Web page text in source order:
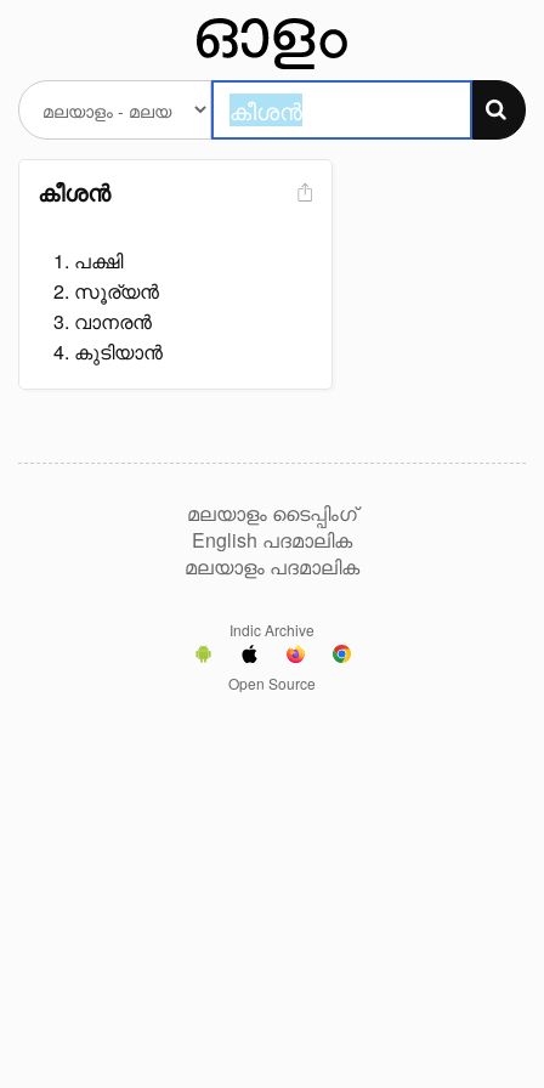
കീശൻ
പക്ഷി
സൂര്യൻ
വാനരൻ
കുടിയാൻ
മലയാളം ടൈപ്പിംഗ്
English പദമാലിക
മലയാളം പദമാലിക
Indic Archive
Open Source